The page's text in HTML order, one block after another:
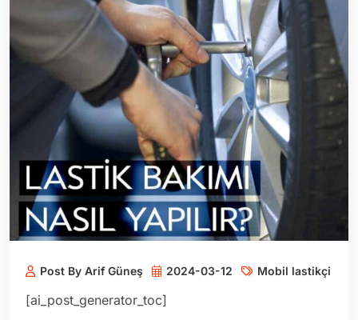
Post By Arif Güneş 2024-03-12 Mobil lastikçi
[ai_post_generator_toc]